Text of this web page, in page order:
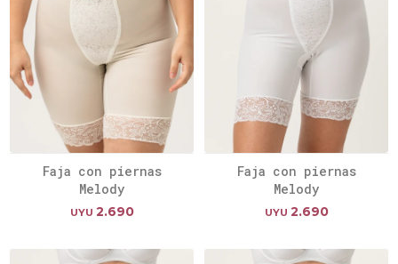
Faja con piernas
Melody
UYU 2.690
Faja con piernas
Melody
UYU 2.690